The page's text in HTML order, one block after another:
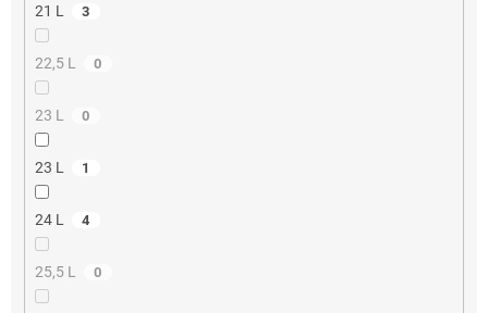
21 L 3
22,5 L 0
23 L 0
23 L 1
24 L 4
25,5 L 0